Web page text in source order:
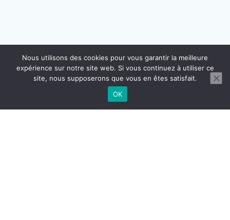
Nous utilisons des cookies pour vous garantir la meilleure
expérience sur notre site web. Si vous continuez à utiliser ce
site, nous supposerons que vous en êtes satisfait.
OK